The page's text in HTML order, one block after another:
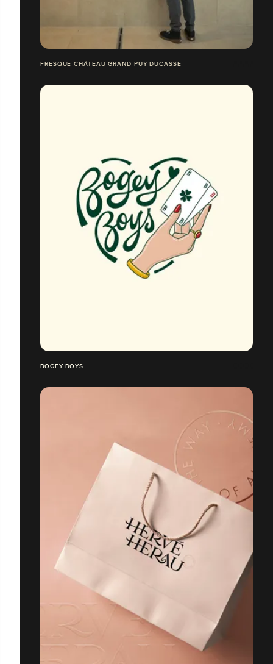
FRESQUE CHÂTEAU GRAND PUY DUCASSE
BOGEY BOYS